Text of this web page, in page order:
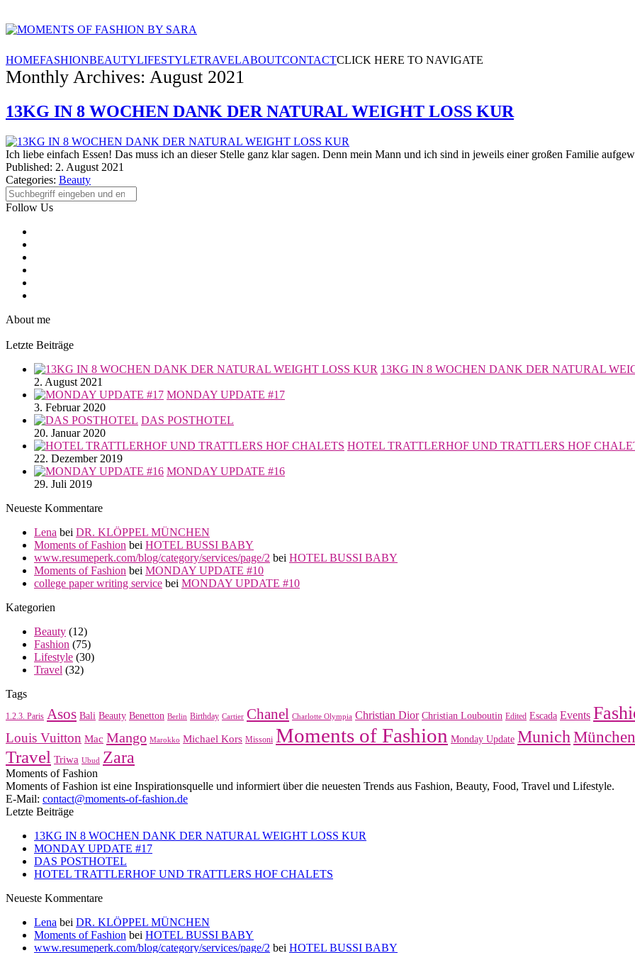
HOMEFASHIONBEAUTYLIFESTYLETRAVELABOUTCONTACTCLICK HERE TO NAVIGATE
Monthly Archives: August 2021
13KG IN 8 WOCHEN DANK DER NATURAL WEIGHT LOSS KUR
Ich liebe einfach Essen! Das muss ich an dieser Stelle ganz klar sagen. Denn mein Mann und ich sind in jeweils einer großen Familie
Published: 2. August 2021
Categories: Beauty
Follow Us
About me
Letzte Beiträge
13KG IN 8 WOCHEN DANK DER NATURAL
2. August 2021
MONDAY UPDATE #17
3. Februar 2020
DAS POSTHOTEL
20. Januar 2020
HOTEL TRATTLERHOF UND TRATTLERS HOF
22. Dezember 2019
MONDAY UPDATE #16
29. Juli 2019
Neueste Kommentare
Lena bei DR. KLÖPPEL MÜNCHEN
Moments of Fashion bei HOTEL BUSSI BABY
www.resumeperk.com/blog/category/services/page/2 bei HOTEL BUSSI BABY
Moments of Fashion bei MONDAY UPDATE #10
college paper writing service bei MONDAY UPDATE #10
Kategorien
Beauty (12)
Fashion (75)
Lifestyle (30)
Travel (32)
Tags
1.2.3. Paris Asos Bali Beauty Benetton Berlin Birthday Cartier Chanel Charlotte Olympia Christian Dior Christian Louboutin Edited Escada Events
Louis Vuitton Mac Mango Marokko Michael Kors Missoni Moments of Fashion Monday Update Munich München
Travel Triwa Ubud Zara
Moments of Fashion
Moments of Fashion ist eine Inspirationsquelle und informiert über die neuesten Trends aus Fashion, Beauty, Food, Travel und Lifestyle.
E-Mail: contact@moments-of-fashion.de
Letzte Beiträge
13KG IN 8 WOCHEN DANK DER NATURAL WEIGHT LOSS KUR
MONDAY UPDATE #17
DAS POSTHOTEL
HOTEL TRATTLERHOF UND TRATTLERS HOF CHALETS
Neueste Kommentare
Lena bei DR. KLÖPPEL MÜNCHEN
Moments of Fashion bei HOTEL BUSSI BABY
www.resumeperk.com/blog/category/services/page/2 bei HOTEL BUSSI BABY